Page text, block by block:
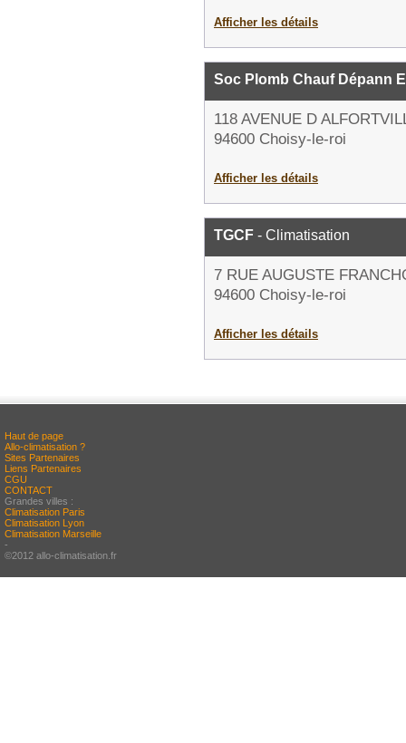
Afficher les détails
Soc Plomb Chauf Dépann
118 AVENUE D
94600 Choisy-le-roi
Afficher les détails
TGCF - Climatisation
7 RUE AUGUSTE
94600 Choisy-le-roi
Afficher les détails
Haut de page
Allo-climatisation ?
Sites Partenaires
Liens Partenaires
CGU
CONTACT
Grandes villes :
Climatisation Paris
Climatisation Lyon
Climatisation Marseille
-
©2012 allo-climatisation.fr